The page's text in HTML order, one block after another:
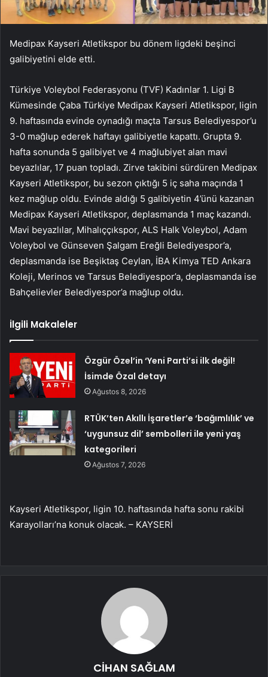
Medipax Kayseri Atletikspor bu dönem ligdeki beşinci
galibiyetini elde etti.
Türkiye Voleybol Federasyonu (TVF) Kadınlar 1. Ligi B
Kümesinde Çaba Türkiye Medipax Kayseri Atletikspor, ligin
9. haftasında evinde oynadığı maçta Tarsus Belediyespor’u
3-0 mağlup ederek haftayı galibiyetle kapattı. Grupta 9.
hafta sonunda 5 galibiyet ve 4 mağlubiyet alan mavi
beyazlılar, 17 puan topladı. Zirve takibini sürdüren Medipax
Kayseri Atletikspor, bu sezon çıktığı 5 iç saha maçında 1
kez mağlup oldu. Evinde aldığı 5 galibiyetin 4’ünü kazanan
Medipax Kayseri Atletikspor, deplasmanda 1 maç kazandı.
Mavi beyazlılar, Mihalıççıkspor, ALS Halk Voleybol, Adam
Voleybol ve Günseven Şalgam Ereğli Belediyespor’a,
deplasmanda ise Beşiktaş Ceylan, İBA Kimya TED Ankara
Koleji, Merinos ve Tarsus Belediyespor’a, deplasmanda ise
Bahçelievler Belediyespor’a mağlup oldu.
İlgili Makaleler
Özgür Özel’in ‘Yeni Parti’si ilk değil!
İsimde Özal detayı
Ağustos 8, 2026
RTÜK’ten Akıllı İşaretler’e ‘bağımlılık’ ve
‘uygunsuz dil’ sembolleri ile yeni yaş
kategorileri
Ağustos 7, 2026
Kayseri Atletikspor, ligin 10. haftasında hafta sonu rakibi
Karayolları’na konuk olacak. – KAYSERİ
CİHAN SAĞLAM